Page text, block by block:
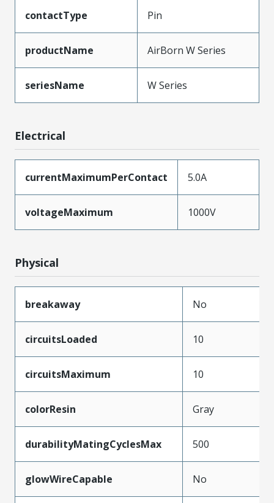
contactType Pin
productName AirBorn W Series
seriesName W Series
Electrical
currentMaximumPerContact 5.0A
voltageMaximum 1000V
Physical
breakaway No
circuitsLoaded 10
circuitsMaximum 10
colorResin Gray
durabilityMatingCyclesMax 500
glowWireCapable No